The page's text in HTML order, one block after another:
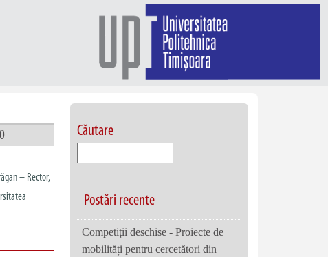
– Rector,
Căutare
Postări recente
Competiții deschise - Proiecte de
mobilități pentru cercetători din